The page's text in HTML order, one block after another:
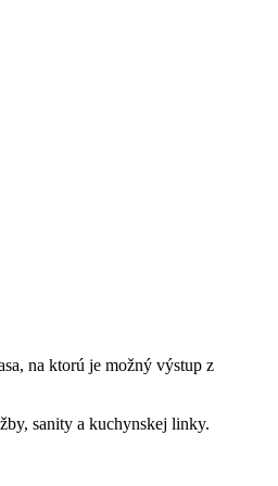
na ktorú je možný výstup z
sanity a kuchynskej linky.